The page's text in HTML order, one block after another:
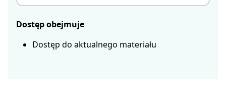
Dostęp obejmuje
Dostęp do aktualnego materiału